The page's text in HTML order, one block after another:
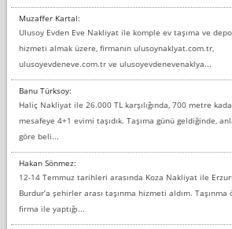
Muzaffer Kartal:
Ulusoy Evden Eve Nakliyat ile komple ev taşıma ve
hizmeti almak üzere, firmanın ulusoynaklyat.com.tr,
ulusoyevdeneve.com.tr ve ulusoyevdenevenaklya...
Banu Türksoy:
Haliç Nakliyat ile 26.000 TL karşılığında, 700 metre
mesafeye 4+1 evimi taşıdık. Taşıma günü geldiğinde,
göre beli...
Hakan Sönmez:
12-14 Temmuz tarihleri arasında Koza Nakliyat ile
Burdur’a şehirler arası taşınma hizmeti aldım. Taşınma
firma ile yaptığı...